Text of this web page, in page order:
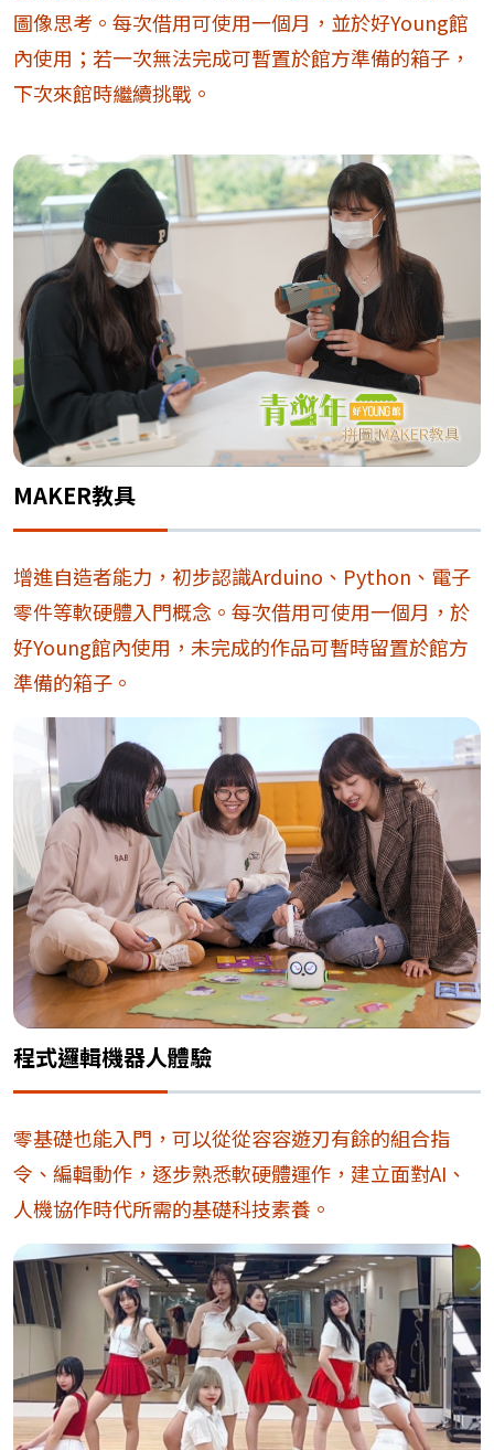
圖像思考。每次借用可使用一個月，並於好Young館
內使用；若一次無法完成可暫置於館方準備的箱子，
下次來館時繼續挑戰。
MAKER教具
增進自造者能力，初步認識Arduino、Python、電子
零件等軟硬體入門概念。每次借用可使用一個月，於
好Young館內使用，未完成的作品可暫時留置於館方
準備的箱子。
程式邏輯機器人體驗
零基礎也能入門，可以從從容容遊刃有餘的組合指
令、編輯動作，逐步熟悉軟硬體運作，建立面對AI、
人機協作時代所需的基礎科技素養。